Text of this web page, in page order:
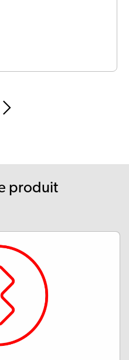
produit